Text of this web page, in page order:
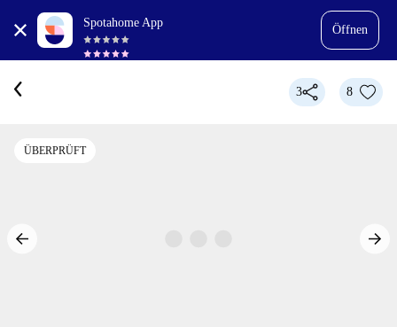
Spotahome App
Öffnen
3 8
ÜBERPRÜFT